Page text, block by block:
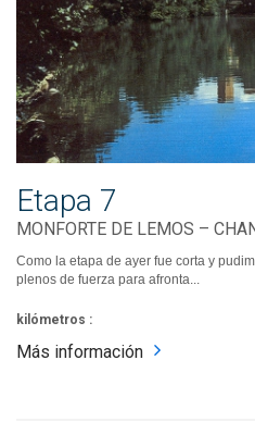
Etapa 7
MONFORTE DE LEMOS –
Como la etapa de ayer fue corta y
plenos de fuerza para afronta...
kilómetros :
Más información